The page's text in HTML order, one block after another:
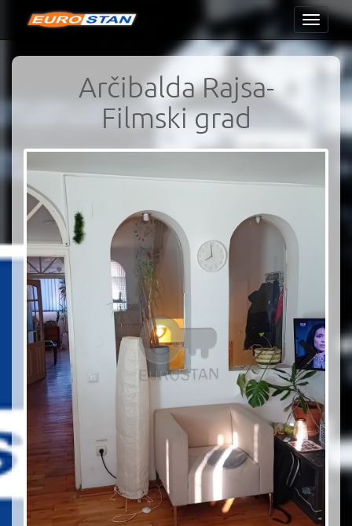
Toggle
Arčibalda Rajsa-
Filmski grad
Next